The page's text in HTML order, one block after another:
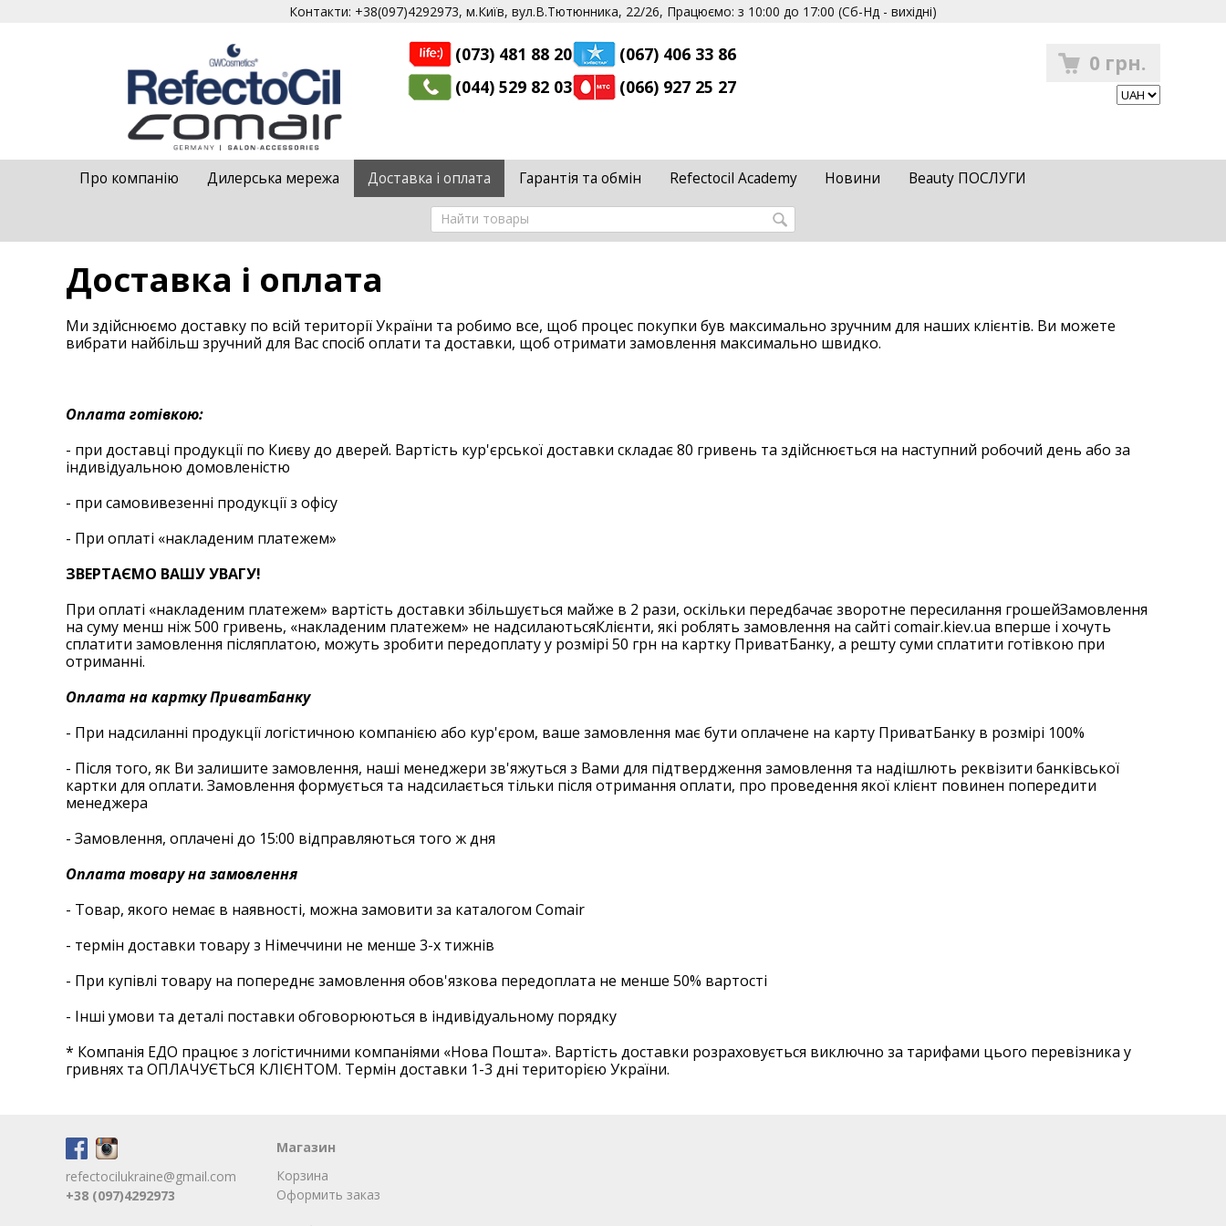
Контакти: +38(097)4292973, м.Київ, вул.В.Тютюнника, 22/26, Працюємо: з 10:00 до 17:00 (Сб-Нд - вихідні)
(073) 481 88 20
(044) 529 82 03
(067) 406 33 86
(066) 927 25 27
0 грн.
Про компанію Дилерська мережа Доставка і оплата Гарантія та обмін Refectocil Academy Новини Beauty ПОСЛУГИ
Доставка і оплата
Ми здійснюємо доставку по всій території України та робимо все, щоб процес покупки був максимально зручним для наших клієнтів. Ви можете
вибрати найбільш зручний для Вас спосіб оплати та доставки, щоб отримати замовлення максимально швидко.
Оплата готівкою:
- при доставці продукції по Києву до дверей. Вартість кур'єрської доставки складає 80 гривень та здійснюється на наступний робочий день або за
індивідуальною домовленістю
- при самовивезенні продукції з офісу
- При оплаті «накладеним платежем»
ЗВЕРТАЄМО ВАШУ УВАГУ!
При оплаті «накладеним платежем» вартість доставки збільшується майже в 2 рази, оскільки передбачає зворотне пересилання грошейЗамовлення
на суму менш ніж 500 гривень, «накладеним платежем» не надсилаютьсяКлієнти, які роблять замовлення на сайті comair.kiev.ua вперше і хочуть
сплатити замовлення післяплатою, можуть зробити передоплату у розмірі 50 грн на картку ПриватБанку, а решту суми сплатити готівкою при
отриманні.
Оплата на картку ПриватБанку
- При надсиланні продукції логістичною компанією або кур'єром, ваше замовлення має бути оплачене на карту ПриватБанку в розмірі 100%
- Після того, як Ви залишите замовлення, наші менеджери зв'яжуться з Вами для підтвердження замовлення та надішлють реквізити банківської
картки для оплати. Замовлення формується та надсилається тільки після отримання оплати, про проведення якої клієнт повинен попередити
менеджера
- Замовлення, оплачені до 15:00 відправляються того ж дня
Оплата товару на замовлення
- Товар, якого немає в наявності, можна замовити за каталогом Comair
- термін доставки товару з Німеччини не менше 3-х тижнів
- При купівлі товару на попереднє замовлення обов'язкова передоплата не менше 50% вартості
- Інші умови та деталі поставки обговорюються в індивідуальному порядку
* Компанія ЕДО працює з логістичними компаніями «Нова Пошта». Вартість доставки розраховується виключно за тарифами цього перевізника у
гривнях та ОПЛАЧУЄТЬСЯ КЛІЄНТОМ. Термін доставки 1-3 дні територією України.
refectocilukraine@gmail.com
+38 (097)4292973
Магазин
Корзина
Оформить заказ